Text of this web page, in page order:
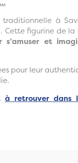
à
Cette figurine de la
s’amuser et
pour leur
à retrouver dans